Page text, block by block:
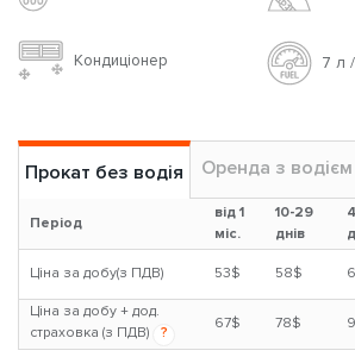
Кондиціонер 7 л
Прокат без водія Оренда з водієм
Період
від 1
міс.
10-29
днів
Ціна за добу(з ПДВ) 53$ 58$
Ціна за добу + дод.
страховка (з ПДВ)
?
67$ 78$